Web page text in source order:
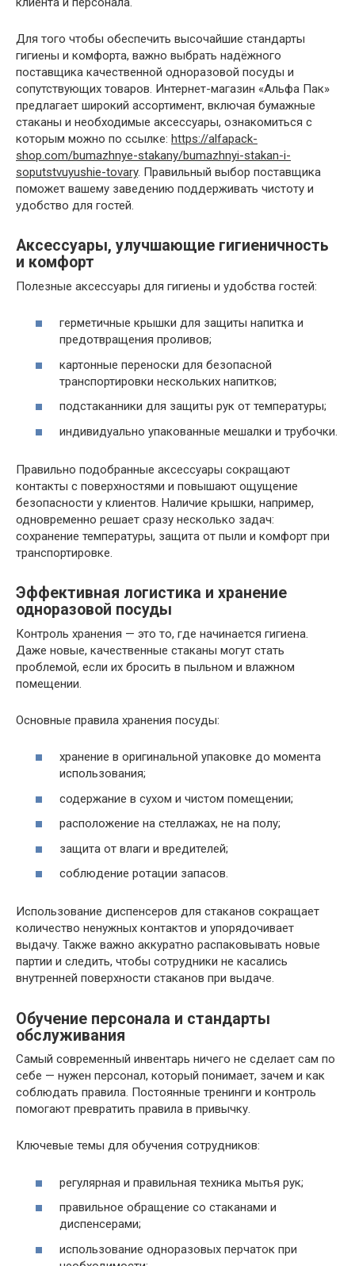
Для того чтобы обеспечить высочайшие стандарты
гигиены и комфорта, важно выбрать надёжного
поставщика качественной одноразовой посуды и
сопутствующих товаров. Интернет-магазин «Альфа Пак»
предлагает широкий ассортимент, включая бумажные
стаканы и необходимые аксессуары, ознакомиться с
которым можно по ссылке: https://alfapack-
shop.com/bumazhnye-stakany/bumazhnyi-stakan-i-
soputstvuyushie-tovary. Правильный выбор поставщика
поможет вашему заведению поддерживать чистоту и
удобство для гостей.
Аксессуары, улучшающие гигиеничность
и комфорт
Полезные аксессуары для гигиены и удобства гостей:
герметичные крышки для защиты напитка и
предотвращения проливов;
картонные переноски для безопасной
транспортировки нескольких напитков;
подстаканники для защиты рук от температуры;
индивидуально упакованные мешалки и трубочки.
Правильно подобранные аксессуары сокращают
контакты с поверхностями и повышают ощущение
безопасности у клиентов. Наличие крышки, например,
одновременно решает сразу несколько задач:
сохранение температуры, защита от пыли и комфорт при
транспортировке.
Эффективная логистика и хранение
одноразовой посуды
Контроль хранения — это то, где начинается гигиена.
Даже новые, качественные стаканы могут стать
проблемой, если их бросить в пыльном и влажном
помещении.
Основные правила хранения посуды:
хранение в оригинальной упаковке до момента
использования;
содержание в сухом и чистом помещении;
расположение на стеллажах, не на полу;
защита от влаги и вредителей;
соблюдение ротации запасов.
Использование диспенсеров для стаканов сокращает
количество ненужных контактов и упорядочивает
выдачу. Также важно аккуратно распаковывать новые
партии и следить, чтобы сотрудники не касались
внутренней поверхности стаканов при выдаче.
Обучение персонала и стандарты
обслуживания
Самый современный инвентарь ничего не сделает сам по
себе — нужен персонал, который понимает, зачем и как
соблюдать правила. Постоянные тренинги и контроль
помогают превратить правила в привычку.
Ключевые темы для обучения сотрудников:
регулярная и правильная техника мытья рук;
правильное обращение со стаканами и
диспенсерами;
использование одноразовых перчаток при